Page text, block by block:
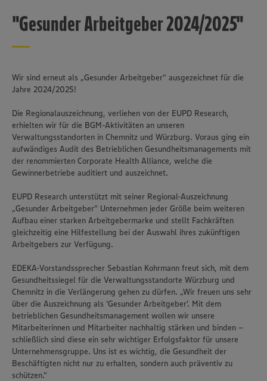
"Gesunder Arbeitgeber 2024/2025"
Wir sind erneut als „Gesunder Arbeitgeber“ ausgezeichnet für die
Jahre 2024/2025!
Die Regionalauszeichnung, verliehen von der EUPD Research,
erhielten wir für die BGM-Aktivitäten an unseren
Verwaltungsstandorten in Chemnitz und Würzburg. Voraus ging ein
aufwändiges Audit des Betrieblichen Gesundheitsmanagements mit
der renommierten Corporate Health Alliance, welche die
Gewinnerbetriebe auditiert und auszeichnet.
EUPD Research unterstützt mit seiner Regional-Auszeichnung
„Gesunder Arbeitgeber“ Unternehmen jeder Größe beim weiteren
Aufbau einer starken Arbeitgebermarke und stellt Fachkräften
gleichzeitig eine Hilfestellung bei der Auswahl ihres zukünftigen
Arbeitgebers zur Verfügung.
EDEKA-Vorstandssprecher Sebastian Kohrmann freut sich, mit dem
Gesundheitssiegel für die Verwaltungsstandorte Würzburg und
Chemnitz in die Verlängerung gehen zu dürfen. „Wir freuen uns sehr
über die Auszeichnung als 'Gesunder Arbeitgeber'. Mit dem
betrieblichen Gesundheitsmanagement wollen wir unsere
Mitarbeiterinnen und Mitarbeiter nachhaltig stärken und binden –
schließlich sind diese ein sehr wichtiger Erfolgsfaktor für unsere
Unternehmensgruppe. Uns ist es wichtig, die Gesundheit der
Beschäftigten nicht nur zu erhalten, sondern auch präventiv zu
schützen.“